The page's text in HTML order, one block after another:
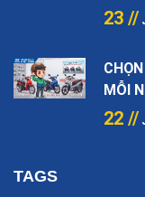
23 //
MỖI
22 //
TAGS